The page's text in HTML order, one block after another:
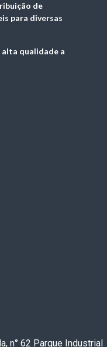
de
para diversas
qualidade a
n° 62 Parque Industrial